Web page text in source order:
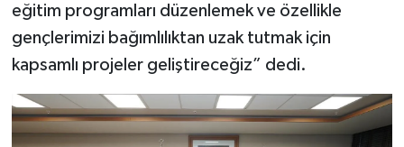
eğitim programları düzenlemek ve özellikle
gençlerimizi bağımlılıktan uzak tutmak için
kapsamlı projeler geliştireceğiz” dedi.